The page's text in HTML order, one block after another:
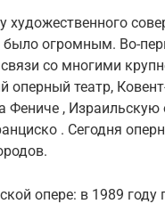
художественного
было огромным. Во-
со многими
театр,
Фениче ,
. Сегодня
опере: в 1989